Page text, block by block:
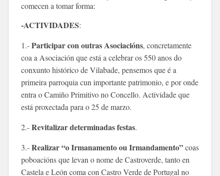
comecen a tomar forma:
-ACTIVIDADES:
1.-Participar con outras Asociacións, concretamente
coa a Asociación que está a celebrar os 550 anos do
conxunto histórico de Vilabade, pensemos que é a
primeira parroquia cun importante patrimonio, e por onde
entra o Camiño Primitivo no Concello. Actividade que
está proxectada para o 25 de marzo.
2.-Revitalizar determinadas festas.
3.-Realizar “o Irmanamento ou Irmandamento”coas
poboacións que levan o nome de Castroverde, tanto en
Castela e León coma con Castro Verde de Portugal no